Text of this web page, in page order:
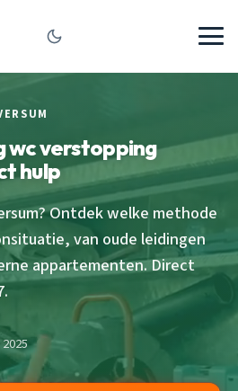
wc verstopping
hulp
Ontdek welke methode
van oude leidingen
appartementen. Direct